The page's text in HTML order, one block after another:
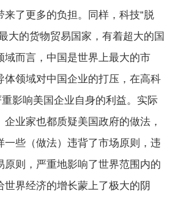
来了更多的负担。同样，科技“脱
大的货物贸易国家，有着超大的国
域而言，中国是世界上最大的市
体领域对中国企业的打压，在高科
重影响美国企业自身的利益。实际
企业家也都质疑美国政府的做法，
一些（做法）违背了市场原则，违
原则，严重地影响了世界范围内的
世界经济的增长蒙上了极大的阴